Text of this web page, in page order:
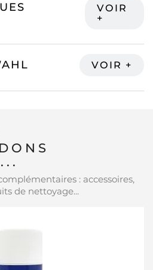
: accessoires,
de nettoyage...